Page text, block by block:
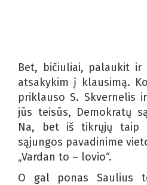
Bet, bičiuliai, palaukit ir
atsakykim į klausimą.
priklauso S. Skvernelis
jūs teisūs, Demokratų
Na, bet iš tikrųjų taip
sąjungos pavadinime
„Vardan to – lovio“.
O gal ponas Saulius